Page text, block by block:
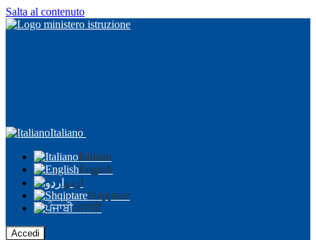
Salta al contenuto
Italiano
Italiano
English
اردو
Shqiptare
ਪੰਜਾਬੀ
Accedi